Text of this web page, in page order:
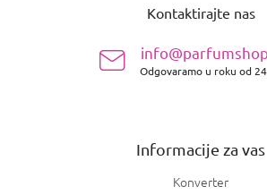
Kontaktirajte nas
Odgovaramo u roku od
Informacije za vas
Konverter